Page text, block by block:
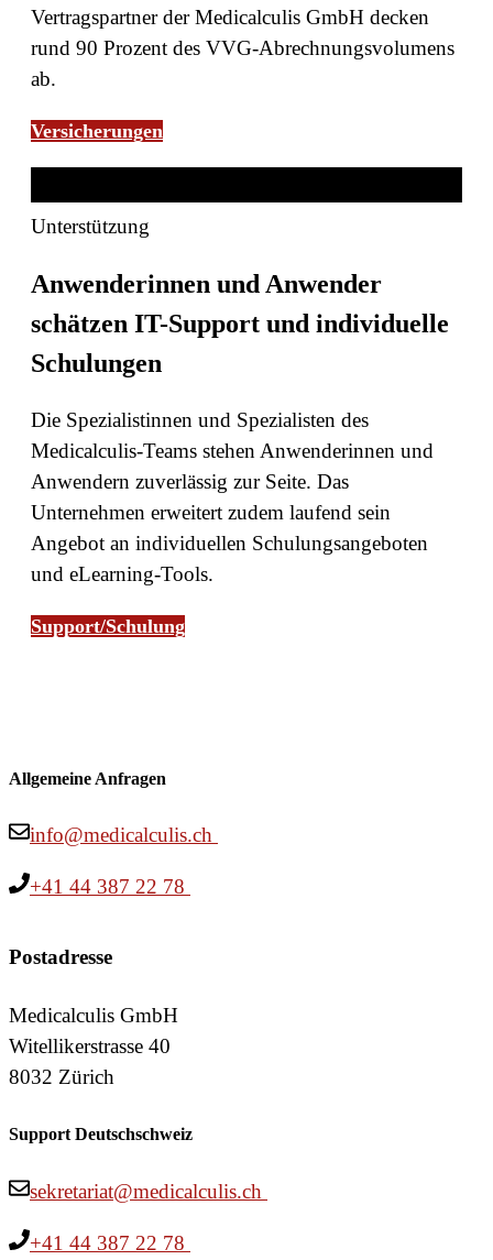
Vertragspartner der Medicalculis GmbH decken
rund 90 Prozent des VVG-Abrechnungsvolumens
ab.
Versicherungen
Unterstützung
Anwenderinnen und Anwender
schätzen IT-Support und individuelle
Schulungen
Die Spezialistinnen und Spezialisten des
Medicalculis-Teams stehen Anwenderinnen und
Anwendern zuverlässig zur Seite. Das
Unternehmen erweitert zudem laufend sein
Angebot an individuellen Schulungsangeboten
und eLearning-Tools.
Support/Schulung
Allgemeine Anfragen
info@medicalculis.ch
+41 44 387 22 78
Postadresse
Medicalculis GmbH
Witellikerstrasse 40
8032 Zürich
Support Deutschschweiz
sekretariat@medicalculis.ch
+41 44 387 22 78